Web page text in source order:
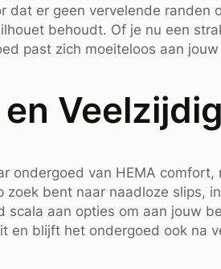
dat er geen vervelende randen
behoudt. Of je nu een
past zich moeiteloos aan
Veelzijdig
ondergoed van HEMA comfort,
zoek bent naar naadloze slips,
scala aan opties om aan jouw
en blijft het ondergoed ook na